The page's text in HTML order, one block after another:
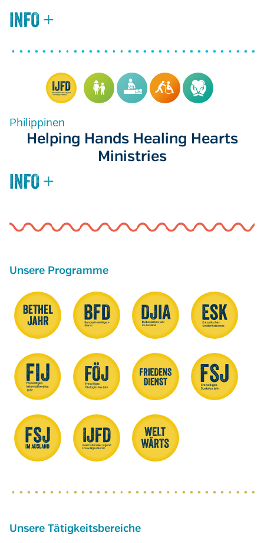
Philippinen
Helping Hands Healing Hearts
Ministries
Unsere Programme
Unsere Tätigkeitsbereiche